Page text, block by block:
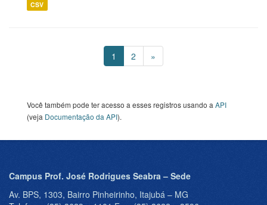
CSV
1 2 »
Você também pode ter acesso a esses registros usando a API
(veja Documentação da API).
Campus Prof. José Rodrigues Seabra – Sede
Av. BPS, 1303, Bairro Pinheirinho, Itajubá – MG